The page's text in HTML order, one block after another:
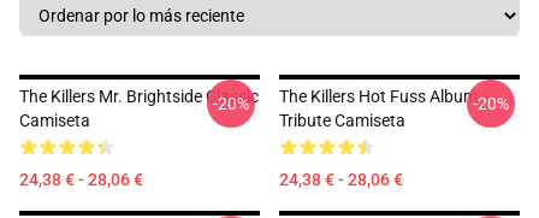
The Killers Mr. Brightside Classic
Camiseta
24,38 € - 28,06 €
-20%
The Killers Hot Fuss Album
Tribute Camiseta
24,38 € - 28,06 €
-20%